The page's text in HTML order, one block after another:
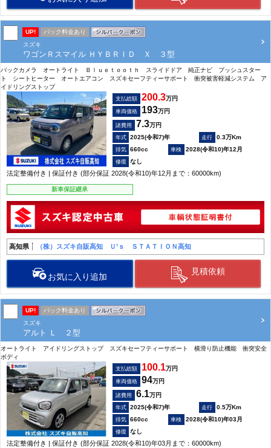
UP!
パック料金あり
スズキ
ワゴンＲスマイル ＨＹＢＲＩＤ Ｘ ３型
バックカメラ オートライト Ｂｌｕｅｔｏｏｔｈ スライドドア 純正ナビ プッシュスター
ト シートヒーター オートエアコン スズキセーフティーサポート 衝突被害軽減システム ア
イドリングストップ
支払総額 200.3万円
車両価格 193万円
諸費用 7.3万円
2025(令和7)年
0.3万Km
660cc
2028(令和10)年12月
なし
法定整備付き | 保証付き (部分保証 2028(令和10)年12月まで：60000km)
新車保証継承
高知県 （株）スズキ自販高知 Ｕ’ｓ ＳＴＡＴＩＯＮ高知
お気に入り追加
見積依頼
UP!
パック料金あり
スズキ
アルト Ｌ ２型
オートライト アイドリングストップ スズキセーフティーサポート 横滑り防止機能 衝突安全
ボディ
支払総額 100.1万円
車両価格 94万円
諸費用 6.1万円
2025(令和7)年
0.5万Km
660cc
2028(令和10)年03月
なし
法定整備付き | 保証付き (部分保証 2028(令和10)年03月まで：60000km)